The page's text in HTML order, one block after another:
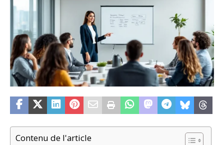
Contenu de l'article